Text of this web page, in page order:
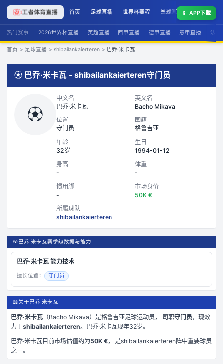
首页 足球直播 世界杯赛程 篮球直播 联赛积分
📱 APP下载
热门赛事 2026世界杯直播 英超直播 西甲直播 德甲直播 意甲直播 法甲
首页 > 足球直播 > shibailankaierteren > 巴乔·米卡瓦
⚽ 巴乔·米卡瓦 - shibailankaierteren守门员
⚽
中文名
巴乔·米卡瓦
英文名
Bacho Mikava
位置
守门员
国籍
格鲁吉亚
年龄
32岁
生日
1994-01-12
身高
-
体重
-
惯用脚
-
市场身价
50K €
所属球队
shibailankaierteren
🎯 巴乔·米卡瓦赛季级数据与能力
巴乔·米卡瓦能力技术
擅长位置： 守门员
📖关于巴乔·米卡瓦
巴乔·米卡瓦 （Bacho Mikava）是格鲁吉亚足球运动员， 司职守门员 ，现效
力于shibailankaierteren。 巴乔·米卡瓦现年32岁。
巴乔·米卡瓦目前市场估值约为50K €， 是shibailankaierteren阵中重要球员
之一。